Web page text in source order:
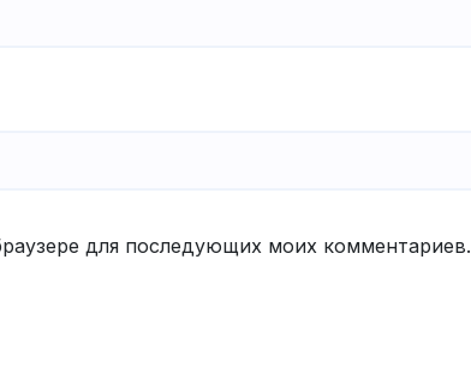
для последующих моих комментариев.